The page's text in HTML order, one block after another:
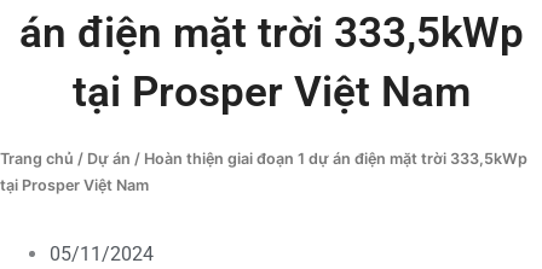
án điện mặt trời 333,5kWp
tại Prosper Việt Nam
Trang chủ / Dự án / Hoàn thiện giai đoạn 1 dự án điện mặt trời 333,5kWp
tại Prosper Việt Nam
05/11/2024